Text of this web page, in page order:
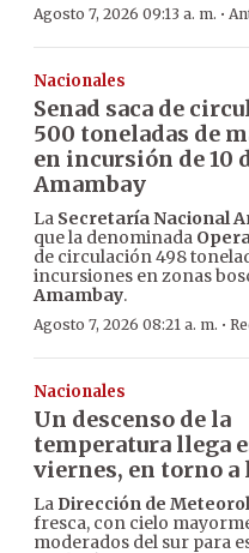
Agosto 7, 2026 09:13 a. m. ·
Nacionales
Senad saca de
500 toneladas de
en incursión de 10
Amambay
La Secretaría Nacional
que la denominada
de circulación 498
incursiones en zonas
Amambay.
Agosto 7, 2026 08:21 a. m. ·
Nacionales
Un descenso de la
temperatura llega
viernes, en torno a
La Dirección de
fresca, con cielo
moderados del sur para